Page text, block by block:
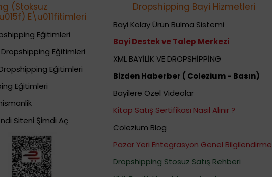
(Stoksuz
E\u011fitimleri
Eğitimleri
Eğitimleri
Eğitimleri
Eğitimleri
Siteni Şimdi Aç
Dropshipping Bayi Hizmetleri
Bayi Kolay Ürün Bulma Sistemi
Bayi Destek ve Talep Merkezi
XML BAYİLİK VE DROPSHİPPİNG
Bizden Haberber ( Colezium - Basın)
Bayilere Özel Videolar
Kitap Satış Sertifikası Nasıl Alınır ?
Colezium Blog
Pazar Yeri Entegrasyon Genel Bilgilendirme
Dropshipping Stosuz Satış Rehberi